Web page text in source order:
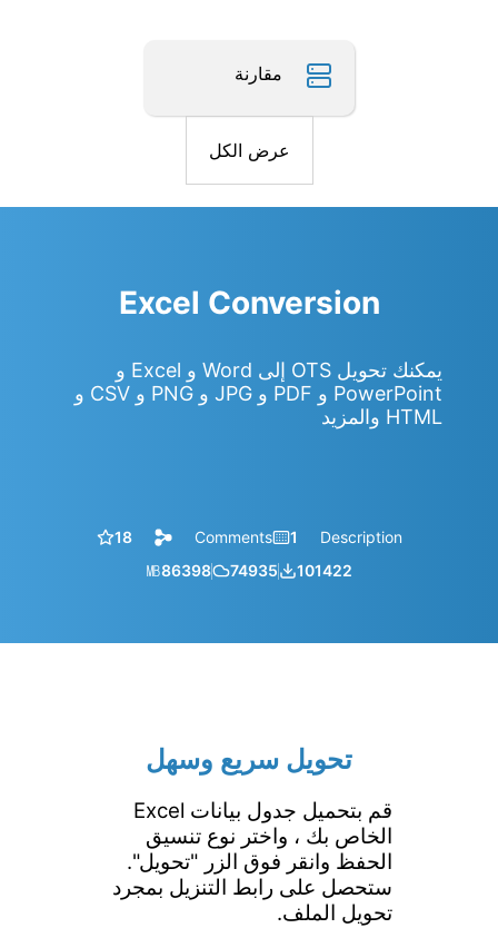
مقارنة
عرض الكل
Excel Conversion
يمكنك تحويل OTS إلى Word و Excel و
PowerPoint و PDF و JPG و PNG و CSV و
HTML والمزيد
Description
1
Comments
18
101422
74935
86398
㎆︎
تحويل سريع وسهل
قم بتحميل جدول بيانات Excel
الخاص بك ، واختر نوع تنسيق
الحفظ وانقر فوق الزر "تحويل".
ستحصل على رابط التنزيل بمجرد
تحويل الملف.